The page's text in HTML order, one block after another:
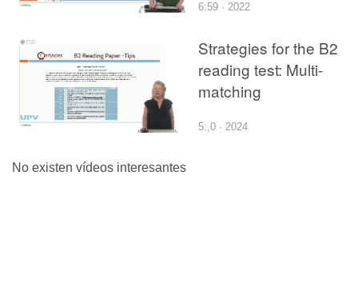
6:59 · 2022
Strategies for the B2
reading test: Multi-
matching
5:,0 · 2024
No existen vídeos interesantes